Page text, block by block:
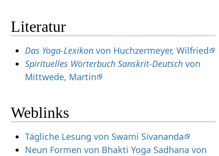
Literatur
Das Yoga-Lexikonvon Huchzermeyer, Wilfried
Spirituelles Wörterbuch Sanskrit-Deutschvon
Mittwede, Martin
Weblinks
Tägliche Lesung von Swami Sivananda
Neun Formen von Bhakti Yoga Sadhana von